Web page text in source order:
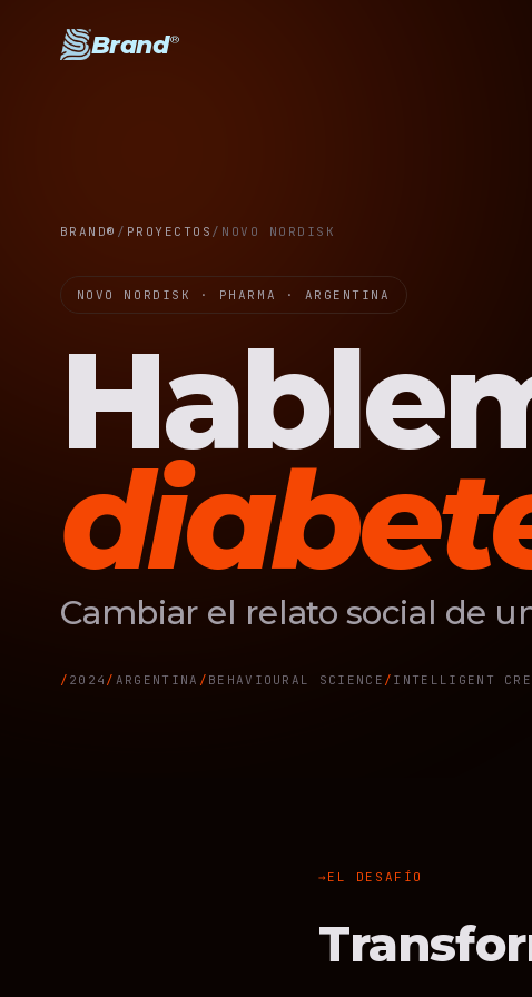
Brand®
BRAND® / PROYECTOS / NOVO NORDISK
NOVO NORDISK · PHARMA · ARGENTINA
Cambiar el relato social de
2024 ARGENTINA BEHAVIOURAL SCIENCE INTELLIGENT
EL DESAFÍO